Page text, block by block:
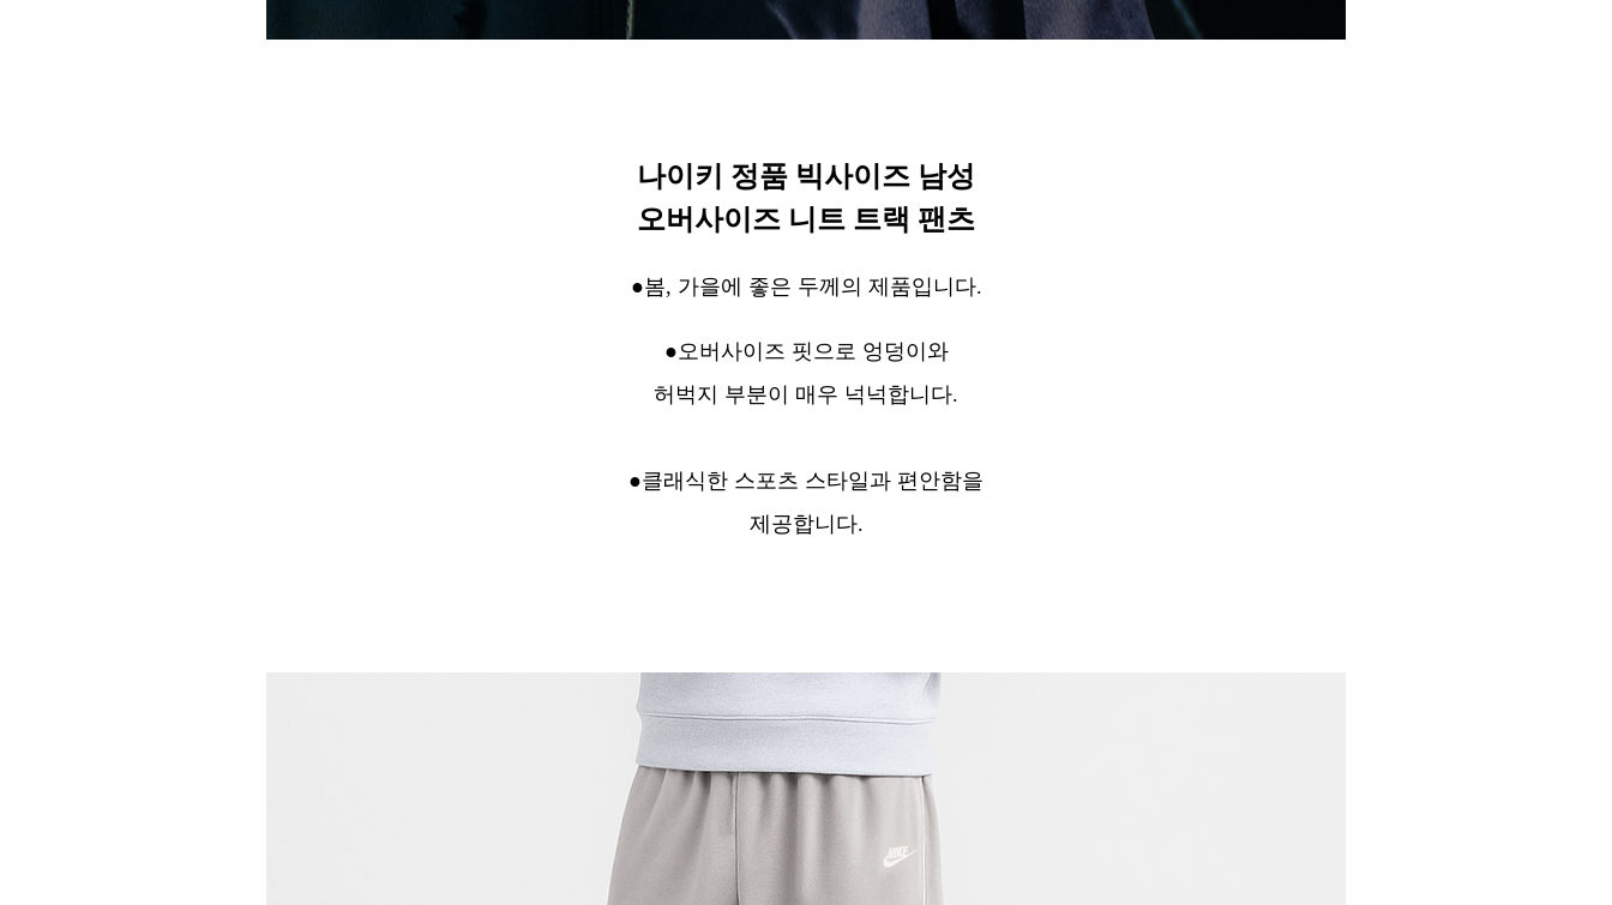
나이키 정품 빅사이즈 남성
오버사이즈 니트 트랙 팬츠
●봄, 가을에 좋은 두께의 제품입니다.
●오버사이즈 핏으로 엉덩이와
허벅지 부분이 매우 넉넉합니다.
●클래식한 스포츠 스타일과 편안함을
제공합니다.